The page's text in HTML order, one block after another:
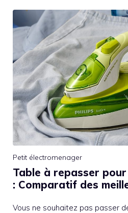
Petit électromenager
Table à repasser
: Comparatif des
Vous ne souhaitez pas passer